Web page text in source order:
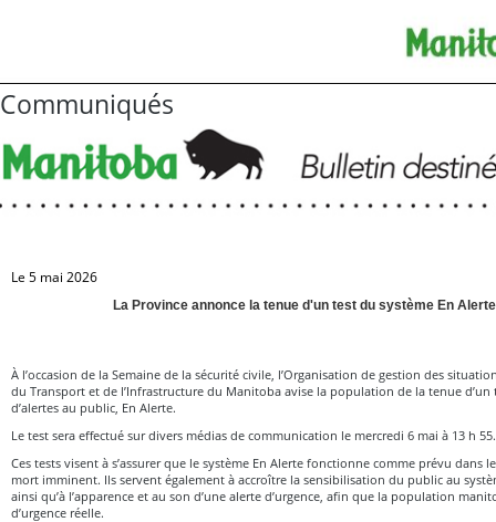
Communiqués
Le 5 mai 2026
La Province annonce la tenue d'un test du système En
À l’occasion de la Semaine de la sécurité civile, l’Organisation de gestion des
du Transport et de l’Infrastructure du Manitoba avise la population de la tenue
d’alertes au public, En Alerte.
Le test sera effectué sur divers médias de communication le mercredi 6 mai à 13 h 55.
Ces tests visent à s’assurer que le système En Alerte fonctionne comme prévu dans
mort imminent. Ils servent également à accroître la sensibilisation du public au
ainsi qu’à l’apparence et au son d’une alerte d’urgence, afin que la population
d’urgence réelle.